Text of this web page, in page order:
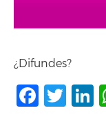
¿Difundes?